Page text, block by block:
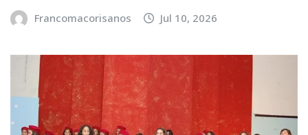
Francomacorisanos Jul 10, 2026